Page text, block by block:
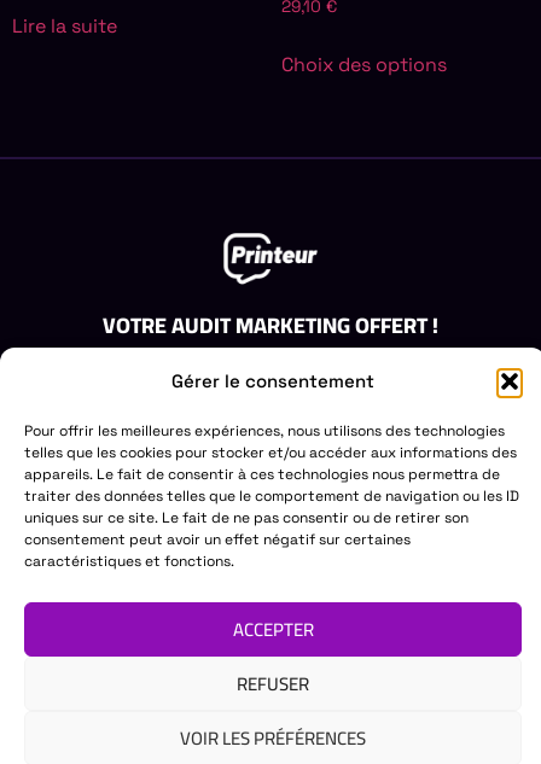
Gérer le consentement
Pour offrir les meilleures expériences, nous utilisons des technologies
telles que les cookies pour stocker et/ou accéder aux informations des
appareils. Le fait de consentir à ces technologies nous permettra de
traiter des données telles que le comportement de navigation ou les ID
uniques sur ce site. Le fait de ne pas consentir ou de retirer son
consentement peut avoir un effet négatif sur certaines
caractéristiques et fonctions.
ACCEPTER
REFUSER
VOIR LES PRÉFÉRENCES
Lire la suite
29,10 €
Choix des options
VOTRE AUDIT MARKETING OFFERT !
Obtenez un audit gratuit de votre stratégie de marketing.
Laissez-nous vous aider à identifier les opportunités de
DEMANDEZ VOTRE AUDIT GRATUIT
PRINTEUR
COMMUNICATION
À propos
ACCÈS RAPIDE
Création de site web
Création de logo &
DES QUESTIONS?
Mail:
Tél. :07 81 81 63 26
Site web propulsé par Printeur Communication